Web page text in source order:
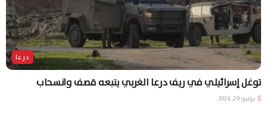
درعا
توغل إسرائيلي في ريف درعا الغربي يتبعه قصف وانسحاب
يونيو 29, 2026